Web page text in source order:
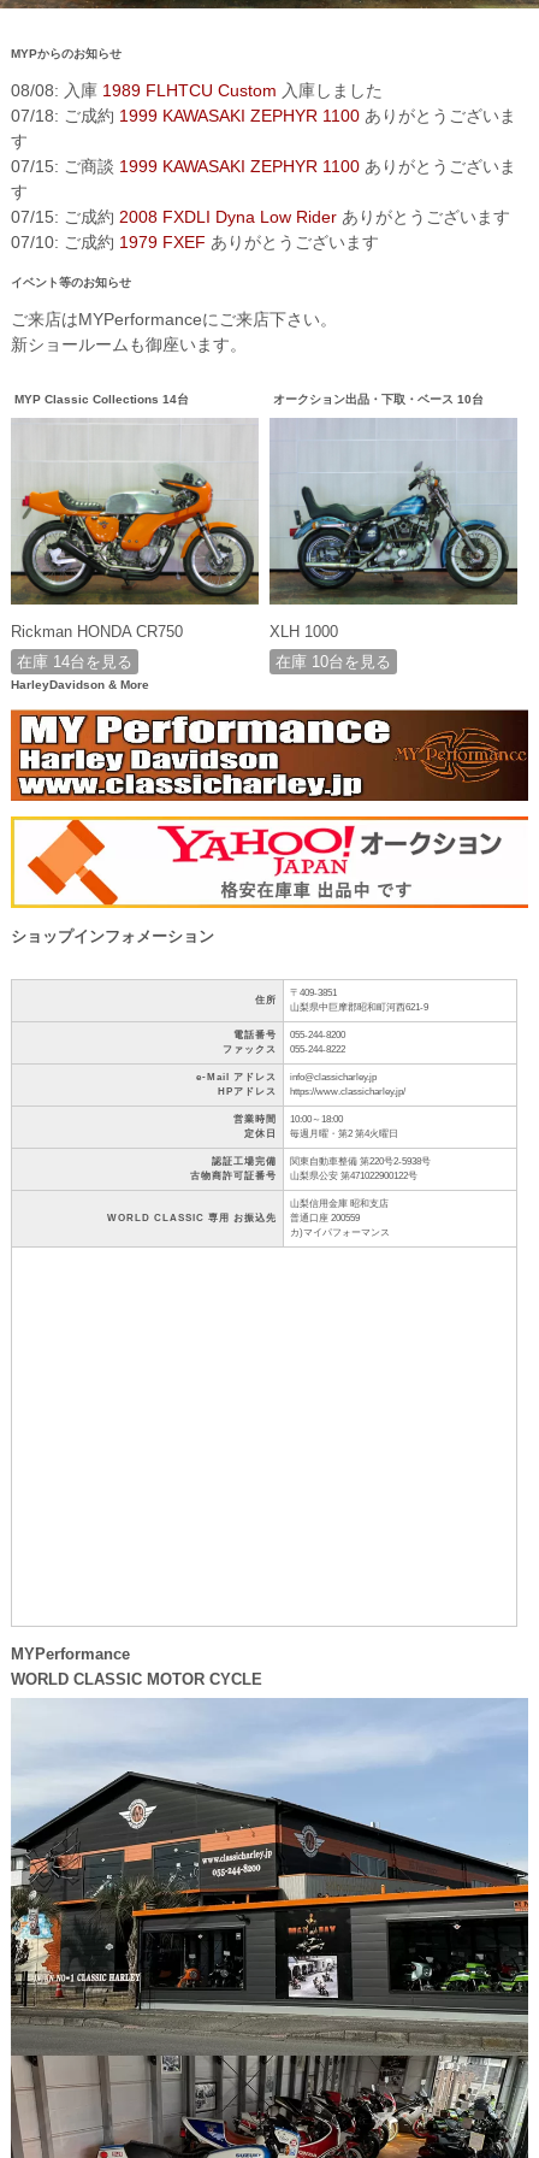
MYPからのお知らせ
08/08: 入庫 1989 FLHTCU Custom 入庫しました
07/18: ご成約 1999 KAWASAKI ZEPHYR 1100ありがとうございま
す
07/15: ご商談 1999 KAWASAKI ZEPHYR 1100ありがとうございま
す
07/15: ご成約 2008 FXDLI Dyna Low Riderありがとうございます
07/10: ご成約 1979 FXEF ありがとうございます
イベント等のお知らせ
ご来店はMYPerformanceにご来店下さい。
新ショールームも御座います。
MYP Classic Collections 14台
Rickman HONDA CR750
在庫 14台を見る
オークション出品・下取・ベース 10台
XLH 1000
在庫 10台を見る
HarleyDavidson & More
ショップインフォメーション
住所
〒409-3851
山梨県中巨摩郡昭和町河西621-9
電話番号
ファックス
055-244-8200
055-244-8222
e-Mail アドレス
HPアドレス
info@classicharley.jp
https://www.classicharley.jp/
営業時間
定休日
10:00～18:00
毎週月曜・第2 第4火曜日
認証工場完備
古物商許可証番号
関東自動車整備 第220号2-5938号
山梨県公安 第471022900122号
WORLD CLASSIC 専用 お振込先
山梨信用金庫 昭和支店
普通口座 200559
カ)マイパフォーマンス
MYPerformance
WORLD CLASSIC MOTOR CYCLE